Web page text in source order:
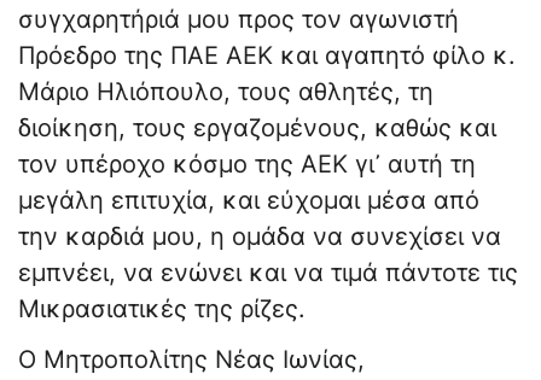
συγχαρητήριά μου προς τον αγωνιστή
Πρόεδρο της ΠΑΕ ΑΕΚ και αγαπητό φίλο κ.
Μάριο Ηλιόπουλο, τους αθλητές, τη
διοίκηση, τους εργαζομένους, καθώς και
τον υπέροχο κόσμο της ΑΕΚ γι᾽ αυτή τη
μεγάλη επιτυχία, και εύχομαι μέσα από
την καρδιά μου, η ομάδα να συνεχίσει να
εμπνέει, να ενώνει και να τιμά πάντοτε τις
Μικρασιατικές της ρίζες.
Ο Μητροπολίτης Νέας Ιωνίας,